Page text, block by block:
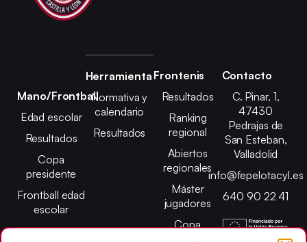
Mano/Frontball
Edad escolar
Resultados
Copa
presidente
Frontball edad
escolar
Herramienta
Normativa y
calendario
Resultados
Frontenis
Resultados
Ranking
regional
Abiertos
regionales
Máster
jugadores
Copa
presidente
Contacto
C. Pinar, 1,
47430
Pedrajas de
San Esteban,
Valladolid
info@fepelotacyl.es
640 90 22 41